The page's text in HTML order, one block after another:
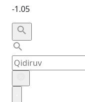
-1.05